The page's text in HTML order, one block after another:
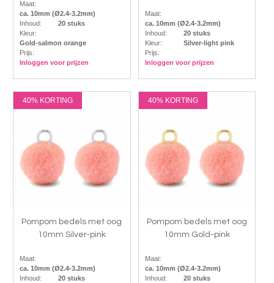
Maat:
ca. 10mm (Ø2.4-3.2mm)
Inhoud:
20 stuks
Kleur:
Gold-salmon orange
Prijs:
Inloggen voor prijzen
Maat:
ca. 10mm (Ø2.4-3.2mm)
Inhoud:
20 stuks
Kleur:
Silver-light pink
Prijs:
Inloggen voor prijzen
40% KORTING
Pompom bedels met oog
10mm Silver-pink
Maat:
ca. 10mm (Ø2.4-3.2mm)
Inhoud:
20 stuks
40% KORTING
Pompom bedels met oog
10mm Gold-pink
Maat:
ca. 10mm (Ø2.4-3.2mm)
Inhoud:
20 stuks